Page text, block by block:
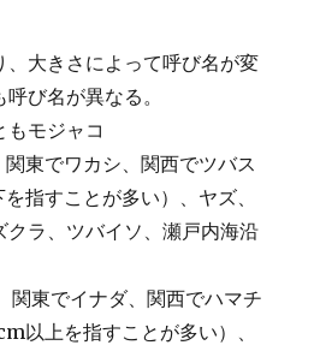
、大きさによって呼び名が変
び名が異なる。
もモジャコ
東でワカシ、関西でツバス
指すことが多い）、ヤズ、
クラ、ツバイソ、瀬戸内海沿
東でイナダ、関西でハマチ
以上を指すことが多い）、